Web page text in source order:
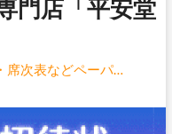
門店「平安堂
席次表などペーパ…